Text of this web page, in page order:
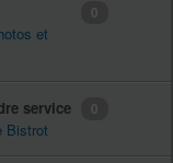
et
0
service
Bistrot
0